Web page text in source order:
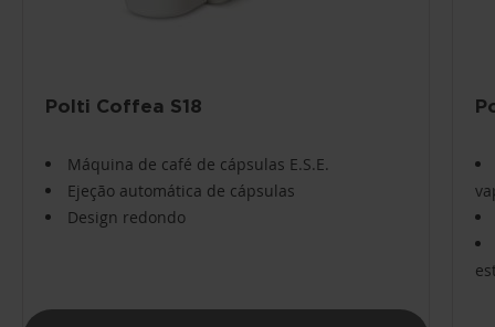
Polti Coffea S18
Máquina de café de cápsulas E.S.E.
Ejeção automática de cápsulas
Design redondo